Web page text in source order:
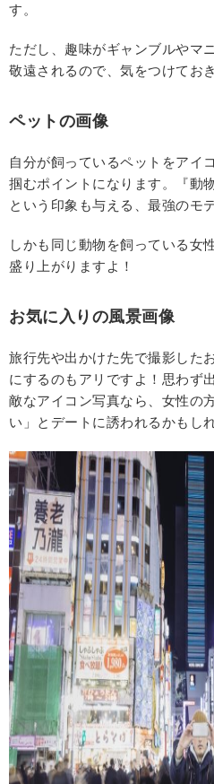
す。
ただし、趣味がギャンブルやマ
敬遠されるので、気をつけてお
ペットの画像
自分が飼っているペットをアイ
掴むポイントになります。『動
という印象も与える、最強のモ
しかも同じ動物を飼っている女
盛り上がりますよ！
お気に入りの風景画像
旅行先や出かけた先で撮影した
にするのもアリですよ！思わず
敵なアイコン写真なら、女性の
い」とデートに誘われるかもし